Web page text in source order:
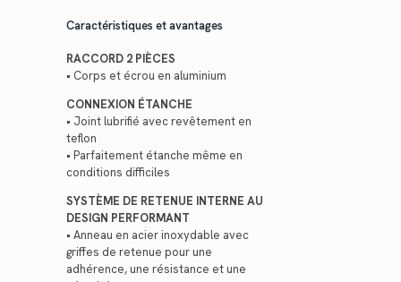
Caractéristiques et avantages
RACCORD 2 PIÈCES
• Corps et écrou en aluminium
CONNEXION ÉTANCHE
• Joint lubrifié avec revêtement en
teflon
• Parfaitement étanche même en
conditions difficiles
SYSTÈME DE RETENUE INTERNE AU
DESIGN PERFORMANT
• Anneau en acier inoxydable avec
griffes de retenue pour une
adhérence, une résistance et une